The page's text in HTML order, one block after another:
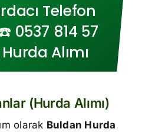
Hurda Fiyatları
Hizmet Bölgeleri
Hakkımızda
Telefon
0537 814 57
Alımı
(Hurda Alımı)
olarak Buldan Hurda